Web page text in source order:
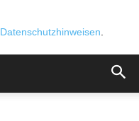
Datenschutzhinweisen